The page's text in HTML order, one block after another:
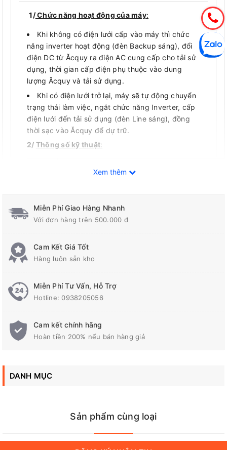
1/Chức năng hoạt động của máy:
Khi không có điện lưới cấp vào máy thì chức
năng inverter hoạt động (đèn Backup sáng), đổi
điện DC từ Ăcquy ra điện AC cung cấp cho tải sử
dụng, thời gian cấp điện phụ thuộc vào dung
lượng Ăcquy và tải sử dụng.
Khi có điện lưới trở lại, máy sẽ tự động chuyển
trạng thái làm việc, ngắt chức năng Inverter, cấp
điện lưới đến tải sử dụng (đèn Line sáng), đồng
thời sạc vào Ăcquy để dự trữ.
2/ Thông số kỹ thuật:
Tên chỉ tiêu kỹ
Inverter : chuyển đổi điện từ bình Ăcquy thành điện
Công suất danh
4
Ngõ vào DC
Xem thêm
Miễn Phí Giao Hàng Nhanh
Với đơn hàng trên 500.000 đ
Cam Kết Giá Tốt
Hàng luôn sẵn kho
Miễn Phí Tư Vấn, Hỗ Trợ
Hotline:0938205056
Cam kết chính hãng
Hoàn tiền 200% nếu bán hàng giả
DANH MỤC
Sản phẩm cùng loại